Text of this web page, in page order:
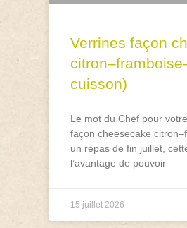
Verrines façon
cuisson)
Le mot du Chef pour
façon cheesecake
un repas de fin juillet,
l’avantage de pouvoir
15 juillet 2026